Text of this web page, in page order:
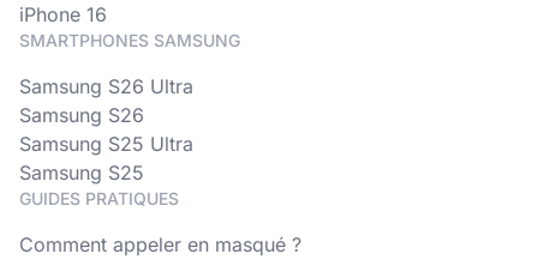
iPhone 16
SMARTPHONES SAMSUNG
Samsung S26 Ultra
Samsung S26
Samsung S25 Ultra
Samsung S25
GUIDES PRATIQUES
Comment appeler en masqué ?